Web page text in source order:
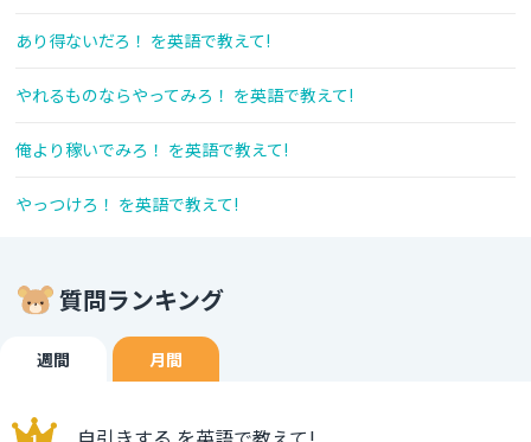
あり得ないだろ！ を英語で教えて!
やれるものならやってみろ！ を英語で教えて!
俺より稼いでみろ！ を英語で教えて!
やっつけろ！ を英語で教えて!
質問ランキング
週間 月間